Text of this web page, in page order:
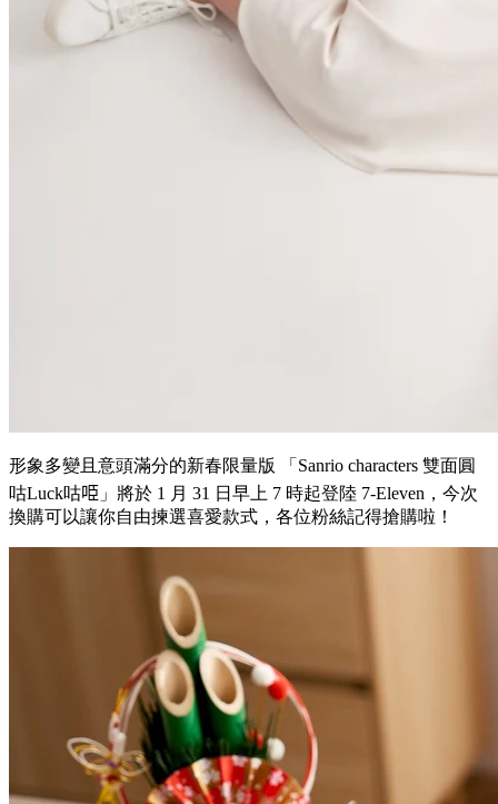
形象多變且意頭滿分的新春限量版 「Sanrio characters 雙面圓
咕Luck咕𠱸」將於 1 月 31 日早上 7 時起登陸 7-Eleven，今次
換購可以讓你自由揀選喜愛款式，各位粉絲記得搶購啦！